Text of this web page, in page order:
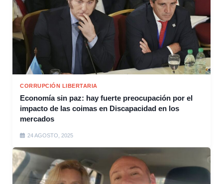
CORRUPCIÓN LIBERTARIA
Economía sin paz: hay fuerte preocupación por el
impacto de las coimas en Discapacidad en los
mercados
24 AGOSTO, 2025